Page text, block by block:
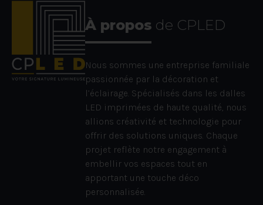
À propos de CPLED
Nous sommes une entreprise familiale
passionnée par la décoration et
l’éclairage. Spécialisés dans les dalles
LED imprimées de haute qualité, nous
allions créativité et technologie pour
offrir des solutions uniques. Chaque
projet reflète notre engagement à
embellir vos espaces tout en
apportant une touche déco
personnalisée.